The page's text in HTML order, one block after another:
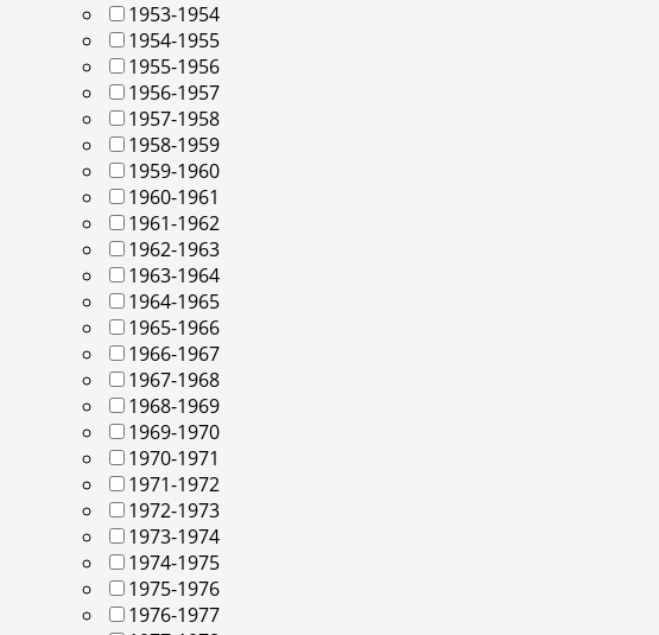
1953-1954
1954-1955
1955-1956
1956-1957
1957-1958
1958-1959
1959-1960
1960-1961
1961-1962
1962-1963
1963-1964
1964-1965
1965-1966
1966-1967
1967-1968
1968-1969
1969-1970
1970-1971
1971-1972
1972-1973
1973-1974
1974-1975
1975-1976
1976-1977